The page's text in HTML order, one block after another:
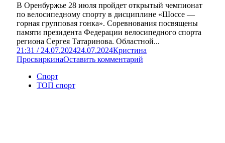
В Оренбуржье 28 июля пройдет открытый чемпионат
по велосипедному спорту в дисциплине «Шоссе —
горная групповая гонка». Соревнования посвящены
памяти президента Федерации велосипедного спорта
региона Сергея Татаринова. Областной...
21:31 / 24.07.202424.07.2024Кристина
ПросвиркинаОставить комментарий
Спорт
ТОП спорт